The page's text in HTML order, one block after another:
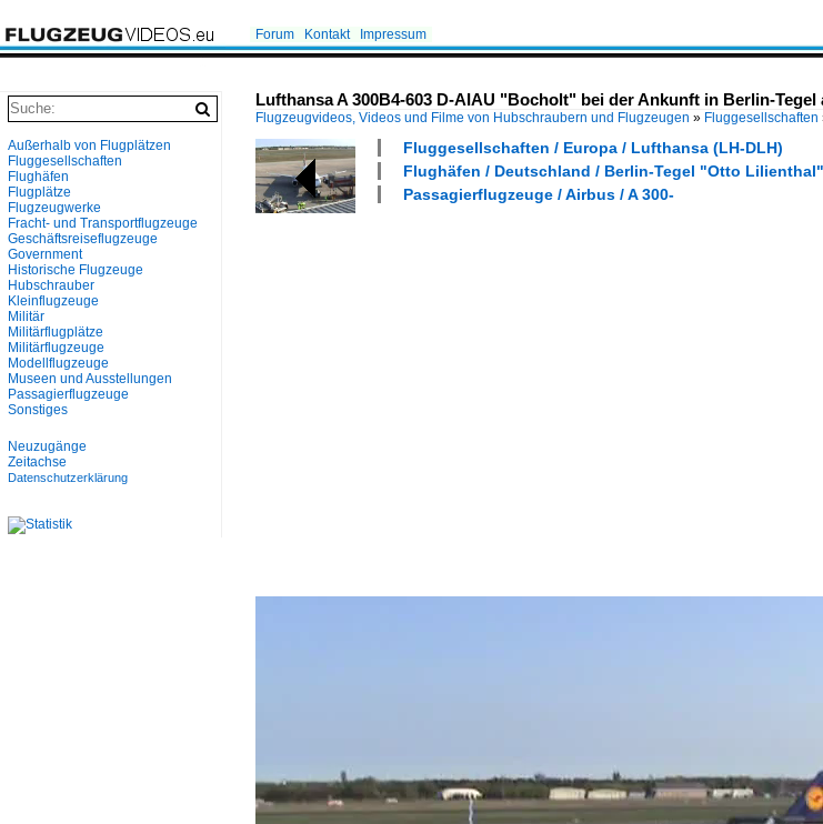
Forum Kontakt Impressum
Lufthansa A 300B4-603 D-AIAU "Bocholt" bei der Ankunft in Berlin-Tegel
Flugzeugvideos, Videos und Filme von Hubschraubern und Flugzeugen » Fluggesellschaften
Fluggesellschaften / Europa / Lufthansa (LH-DLH)
Flughäfen / Deutschland / Berlin-Tegel "Otto Lilienthal"
Passagierflugzeuge / Airbus / A 300-
Außerhalb von Flugplätzen
Fluggesellschaften
Flughäfen
Flugplätze
Flugzeugwerke
Fracht- und Transportflugzeuge
Geschäftsreiseflugzeuge
Government
Historische Flugzeuge
Hubschrauber
Kleinflugzeuge
Militär
Militärflugplätze
Militärflugzeuge
Modellflugzeuge
Museen und Ausstellungen
Passagierflugzeuge
Sonstiges
Neuzugänge
Zeitachse
Datenschutzerklärung